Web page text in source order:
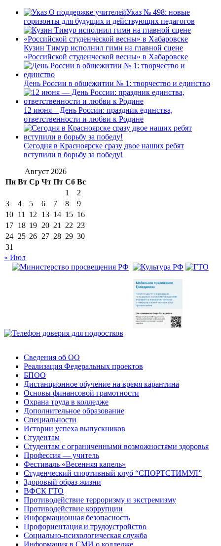
Указ № 498: новые
горизонты для будущих и действующих педагогов
Кузин Тимур исполнил гимн на главной сцене
«Российской студенческой весны» в Хабаровске
День России в общежитии № 1: творчество и единство
12 июня – День России: праздник единства,
ответственности и любви к Родине
Сегодня в Красноярске сразу двое наших ребят
вступили в борьбу за победу!
Август 2026
Пн Вт Ср Чт Пт Сб Вс
1
2
3
4 5 6 7 8
9
10 11 12 13 14 15 16
17 18 19 20 21 22 23
24 25 26 27 28 29 30
31
« Июл
Сведения об ОО
Реализация Федеральных проектов
БПОО
Дистанционное обучение на время карантина
Основы финансовой грамотности
Охрана труда в колледже
Дополнительное образование
Специальности
Истории успеха выпускников
Студентам
Студентам с ограниченными возможностями здоровья
Профессия — учитель
Фестиваль «Весенняя капель»
Студенческий спортивный клуб “СПОРТСТИМУЛ”
Здоровый образ жизни
ВФСК ГТО
Противодействие терроризму и экстремизму
Противодействие коррупции
Информационная безопасность
Профориентация и трудоустройство
Социально-психологическая служба
Информация в СМИ о колледже